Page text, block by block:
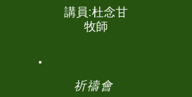
講員:杜念甘
牧師
祈禱會